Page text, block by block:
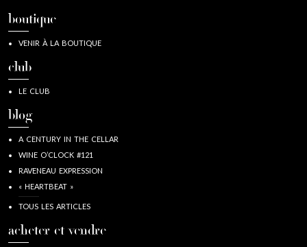
boutique
VENIR À LA BOUTIQUE
club
LE CLUB
blog
A CENTURY IN THE CELLAR
WINE O’CLOCK #121
RAVENEAU EXPRESSION
« HEARTBEAT »
TOUS LES ARTICLES
acheter et vendre